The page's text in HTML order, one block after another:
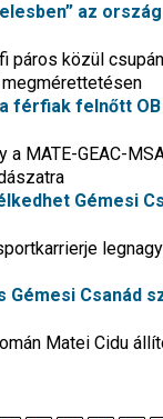
az
közül
férfiak felnőtt
a MATE-GEAC-
Gémesi
Gémesi Csanád
Matei Cidu